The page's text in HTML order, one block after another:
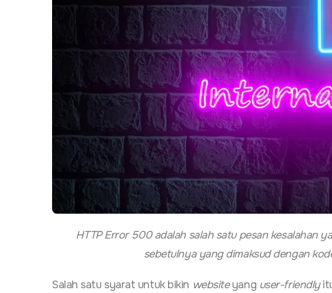
HTTP Error 500 adalah salah satu pesan kesalahan
sebetulnya yang dimaksud dengan
Salah satu syarat untuk bikin websiteyang user-friendly